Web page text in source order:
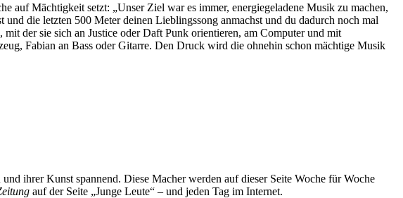
auf Mächtigkeit setzt: „Unser Ziel war es immer, energiegeladene Musik zu machen,
die letzten 500 Meter deinen Lieblingssong anmachst und du dadurch noch mal
der sie sich an Justice oder Daft Punk orientieren, am Computer und mit
Fabian an Bass oder Gitarre. Den Druck wird die ohnehin schon mächtige Musik
ihrer Kunst spannend. Diese Macher werden auf dieser Seite Woche für Woche
auf der Seite „Junge Leute“ – und jeden Tag im Internet.